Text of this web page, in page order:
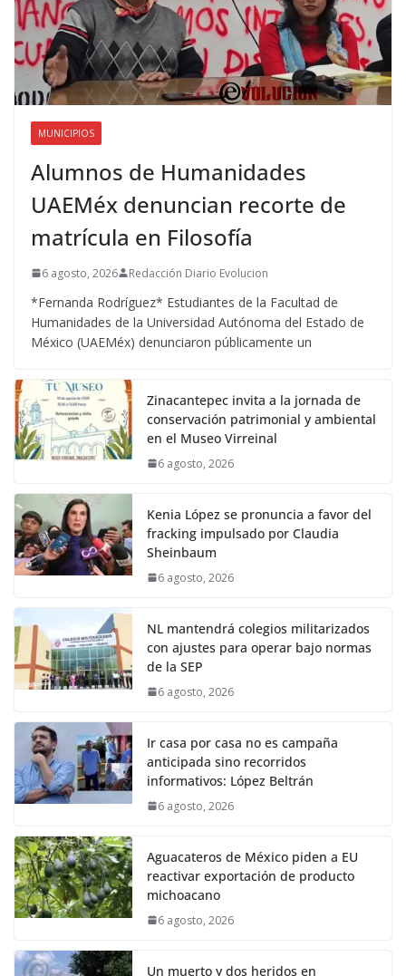
MUNICIPIOS
Alumnos de Humanidades
UAEMéx denuncian recorte de
matrícula en Filosofía
6 agosto, 2026 Redacción Diario Evolucion
*Fernanda Rodríguez* Estudiantes de la Facultad de
Humanidades de la Universidad Autónoma del Estado de
México (UAEMéx) denunciaron públicamente un
Zinacantepec invita a la jornada de
conservación patrimonial y ambiental
en el Museo Virreinal
6 agosto, 2026
Kenia López se pronuncia a favor del
fracking impulsado por Claudia
Sheinbaum
6 agosto, 2026
NL mantendrá colegios militarizados
con ajustes para operar bajo normas
de la SEP
6 agosto, 2026
Ir casa por casa no es campaña
anticipada sino recorridos
informativos: López Beltrán
6 agosto, 2026
Aguacateros de México piden a EU
reactivar exportación de producto
michoacano
6 agosto, 2026
Un muerto y dos heridos en